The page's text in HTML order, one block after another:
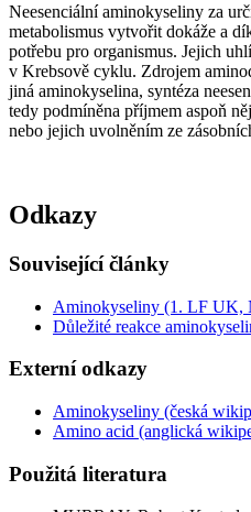
Neesenciální aminokyseliny za
metabolismus vytvořit dokáže a
potřebu pro organismus. Jejich
v Krebsově cyklu. Zdrojem
jiná aminokyselina, syntéza
tedy podmíněna příjmem aspoň
nebo jejich uvolněním ze
Odkazy
Související články
Aminokyseliny (1. LF UK,
Důležité reakce
Externí odkazy
Aminokyseliny (česká
Amino acid (anglická
Použitá literatura